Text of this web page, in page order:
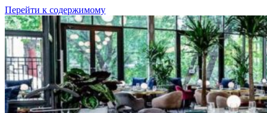
Перейти к содержимому